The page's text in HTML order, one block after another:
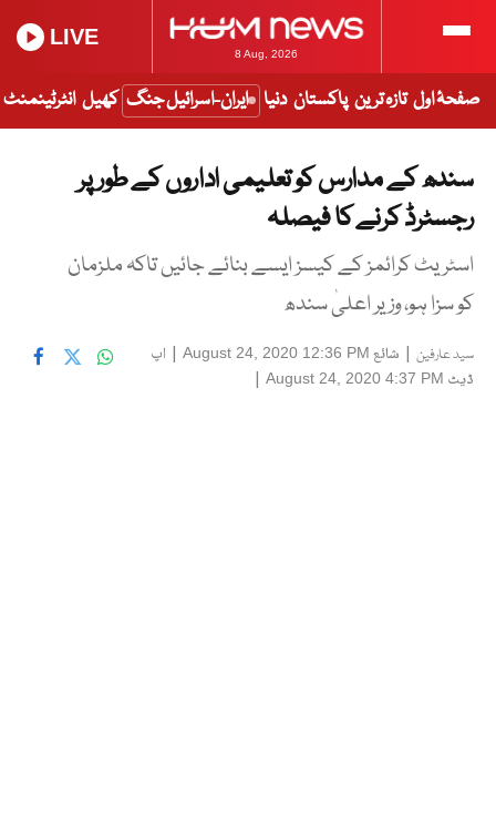
8 Aug, 2026
LIVE
صفحۂ اول تازہ ترین پاکستان دنیا ایران-اسرائیل جنگ کھیل انٹرٹینمنٹ
سندھ کے مدارس کو تعلیمی اداروں کے طور پر
رجسٹرڈ کرنے کا فیصلہ
اسٹریٹ کرائمز کے کیسز ایسے بنائے جائیں تاکہ ملزمان
کو سزا ہو، وزیر اعلیٰ سندھ
سید عارفین | شائع August 24, 2020 12:36 PM
| اپ
ڈیٹ August 24, 2020 4:37 PM
|